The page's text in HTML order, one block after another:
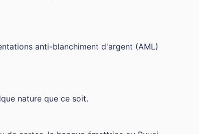
anti-blanchiment d'argent (AML)
nature que ce soit.